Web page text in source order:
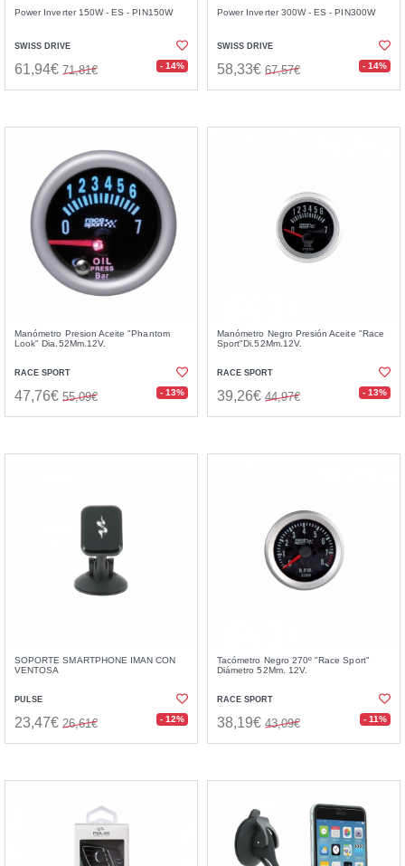
Power Inverter 150W - ES - PIN150W
SWISS DRIVE
61,94€ 71,81€ - 14%
Power Inverter 300W - ES - PIN300W
SWISS DRIVE
58,33€ 67,57€ - 14%
Manómetro Presion Aceite "Phantom
Look" Dia.52Mm.12V.
RACE SPORT
47,76€ 55,09€ - 13%
Manómetro Negro Presión Aceite "Race
Sport"Di.52Mm.12V.
RACE SPORT
39,26€ 44,97€ - 13%
SOPORTE SMARTPHONE IMAN CON
VENTOSA
PULSE
23,47€ 26,61€ - 12%
Tacómetro Negro 270º "Race Sport"
Diámetro 52Mm. 12V.
RACE SPORT
38,19€ 43,09€ - 11%